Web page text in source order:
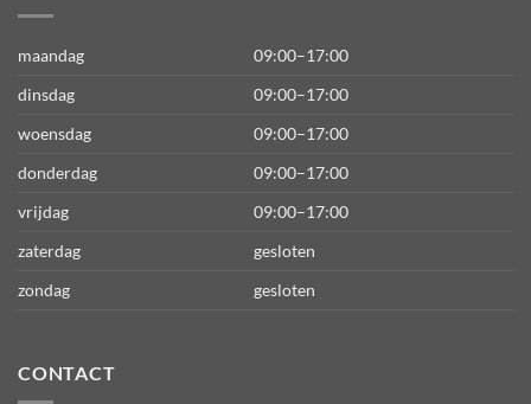
maandag
09:00–17:00
dinsdag
09:00–17:00
woensdag
09:00–17:00
donderdag
09:00–17:00
vrijdag
09:00–17:00
zaterdag
gesloten
zondag
gesloten
CONTACT